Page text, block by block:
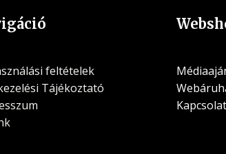
feltételek
Tájékoztató
Kapcsolat